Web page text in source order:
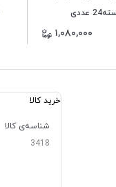
۱,۰۸۰,۰۰۰
خرید کالا
شناسه‌ی کالا
3418